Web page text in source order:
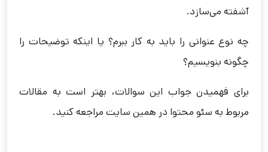
آشفته می‌سازد.
چه نوع عنوانی را باید به کار ببرم؟ یا اینکه توضیحات را
چگونه بنویسیم؟
برای فهمیدن جواب این سوالات، بهتر است به مقالات
مربوط به سئو محتوا در همین سایت مراجعه کنید.